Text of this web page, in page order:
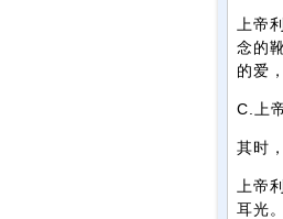
上帝
念的
的爱
C.上
其时
上帝
耳光